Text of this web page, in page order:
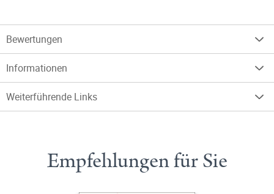
Bewertungen
Informationen
Weiterführende Links
Empfehlungen für Sie